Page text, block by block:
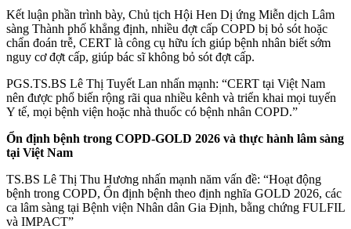
Kết luận phần trình bày, Chủ tịch Hội Hen Dị ứng Miễn dịch Lâm
sàng Thành phố khẳng định, nhiều đợt cấp COPD bị bỏ sót hoặc
chẩn đoán trễ, CERT là công cụ hữu ích giúp bệnh nhân biết sớm
nguy cơ đợt cấp, giúp bác sĩ không bỏ sót đợt cấp.
PGS.TS.BS Lê Thị Tuyết Lan nhấn mạnh: “CERT tại Việt Nam
nên được phổ biến rộng rãi qua nhiều kênh và triển khai mọi tuyến
Y tế, mọi bệnh viện hoặc nhà thuốc có bệnh nhân COPD.”
Ổn định bệnh trong COPD-GOLD 2026 và thực hành lâm sàng
tại Việt Nam
TS.BS Lê Thị Thu Hương nhấn mạnh năm vấn đề: “Hoạt động
bệnh trong COPD, Ổn định bệnh theo định nghĩa GOLD 2026, các
ca lâm sàng tại Bệnh viện Nhân dân Gia Định, bằng chứng FULFIL
và IMPACT”